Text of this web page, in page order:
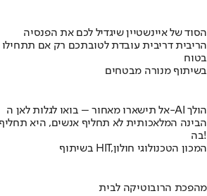
הסוד של איינשטיין שיגדיל לכם את הפנסיה
הריבית דריבית עובדת לטובתכם רק אם
בטוח
בשיתוף מנורה מבטחים
אל תישארו מאחור – בואו לגלות לאן ה-AI הולך
הבינה המלאכותית לא תחליף אנשים, היא
בה!
בשיתוף HIT,המכון הטכנולוגי חולון
מהפכת הרובוטיקה לבית